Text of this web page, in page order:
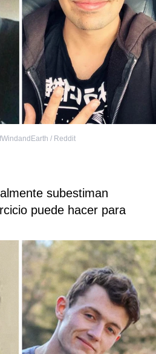
/ Reddit
subestiman
puede hacer para